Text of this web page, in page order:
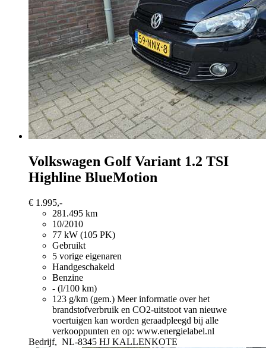
Volkswagen Golf Variant 1.2 TSI
Highline BlueMotion
€ 1.995,-
281.495 km
10/2010
77 kW (105 PK)
Gebruikt
5 vorige eigenaren
Handgeschakeld
Benzine
- (l/100 km)
123 g/km (gem.) Meer informatie over het
brandstofverbruik en CO2-uitstoot van nieuwe
voertuigen kan worden geraadpleegd bij alle
verkooppunten en op: www.energielabel.nl
Bedrijf, NL-8345 HJ KALLENKOTE